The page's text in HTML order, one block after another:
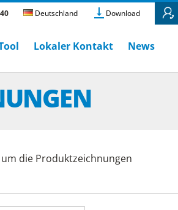
Deutschland Download
Lokaler Kontakt News
die Produktzeichnungen